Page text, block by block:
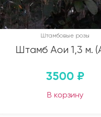
Штамбовые розы
Штамб Аои 1,3 м.
3500 ₽
В корзину